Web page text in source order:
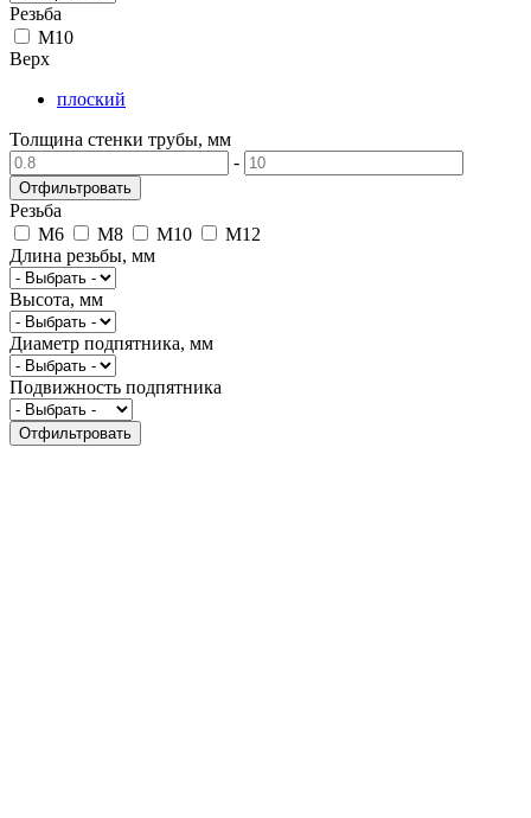
Резьба
М10
Верх
плоский
Толщина стенки трубы, мм
-
Резьба
M6
M8 M10
М12
Длина резьбы, мм
Высота, мм
Диаметр подпятника, мм
Подвижность подпятника